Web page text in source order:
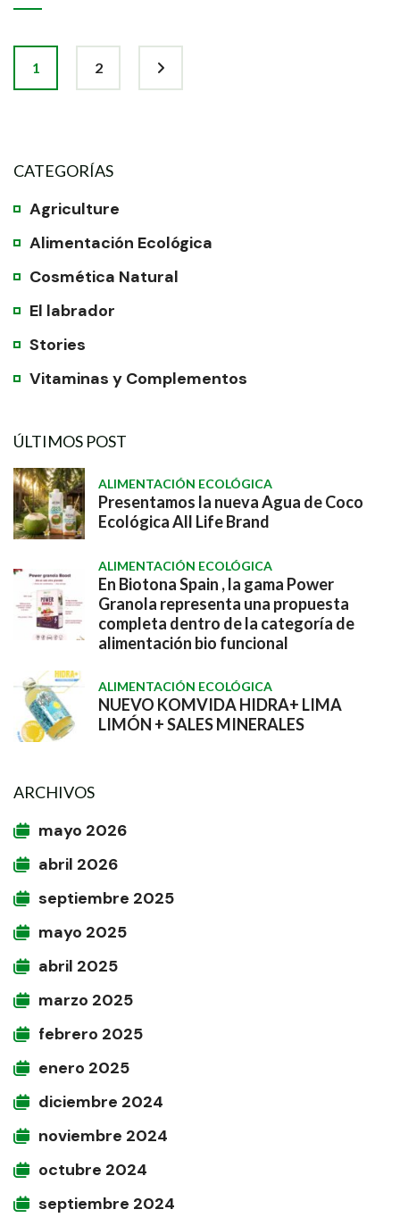
1 2
CATEGORÍAS
Agriculture
Alimentación Ecológica
Cosmética Natural
El labrador
Stories
Vitaminas y Complementos
ÚLTIMOS POST
ALIMENTACIÓN ECOLÓGICA
Presentamos la nueva Agua de Coco
Ecológica All Life Brand
ALIMENTACIÓN ECOLÓGICA
En Biotona Spain , la gama Power
Granola representa una propuesta
completa dentro de la categoría de
alimentación bio funcional
ALIMENTACIÓN ECOLÓGICA
NUEVO KOMVIDA HIDRA+ LIMA
LIMÓN + SALES MINERALES
ARCHIVOS
mayo 2026
abril 2026
septiembre 2025
mayo 2025
abril 2025
marzo 2025
febrero 2025
enero 2025
diciembre 2024
noviembre 2024
octubre 2024
septiembre 2024